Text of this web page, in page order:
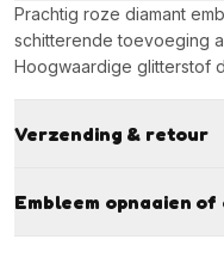
Prachtig roze diamant
schitterende toevoeging
Hoogwaardige glitterstof
Verzending & retour
Embleem opnaaien